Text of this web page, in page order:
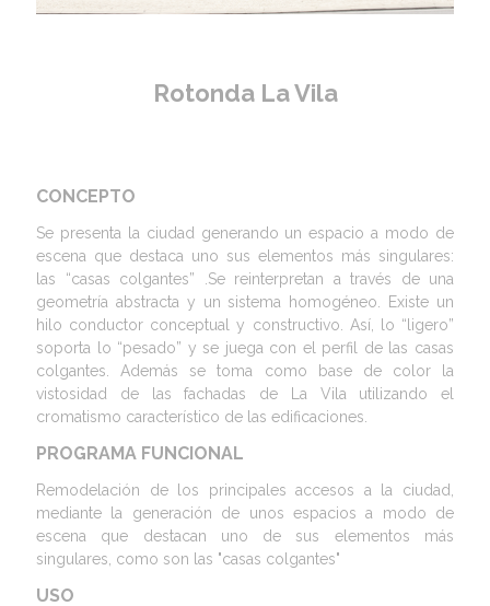
Rotonda La Vila
CONCEPTO
Se presenta la ciudad generando un espacio a modo de
escena que destaca uno sus elementos más singulares:
las “casas colgantes” .Se reinterpretan a través de una
geometría abstracta y un sistema homogéneo. Existe un
hilo conductor conceptual y constructivo. Así, lo “ligero”
soporta lo “pesado” y se juega con el perfil de las casas
colgantes. Además se toma como base de color la
vistosidad de las fachadas de La Vila utilizando el
cromatismo característico de las edificaciones.
PROGRAMA FUNCIONAL
Remodelación de los principales accesos a la ciudad,
mediante la generación de unos espacios a modo de
escena que destacan uno de sus elementos más
singulares, como son las "casas colgantes"
USO